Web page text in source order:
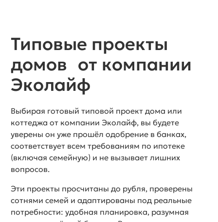
Типовые проекты
домов от компании
Эколайф
Выбирая готовый типовой проект дома или
коттеджа от компании Эколайф, вы будете
уверены он уже прошёл одобрение в банках,
соответствует всем требованиям по ипотеке
(включая семейную) и не вызывает лишних
вопросов.
Эти проекты просчитаны до рубля, проверены
сотнями семей и адаптированы под реальные
потребности: удобная планировка, разумная